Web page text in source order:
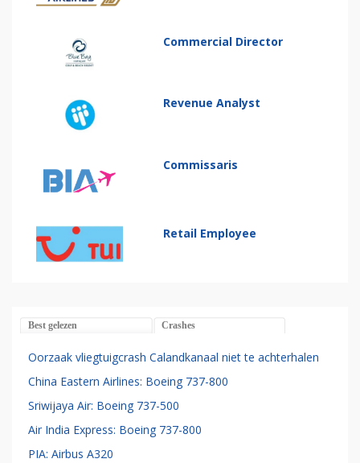
Commercial Director
Revenue Analyst
Commissaris
Retail Employee
Best gelezen Crashes
Oorzaak vliegtuigcrash Calandkanaal niet te achterhalen
China Eastern Airlines: Boeing 737-800
Sriwijaya Air: Boeing 737-500
Air India Express: Boeing 737-800
PIA: Airbus A320